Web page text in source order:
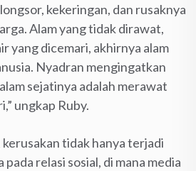
kekeringan, dan rusaknya
Alam yang tidak dirawat,
yang dicemari, akhirnya alam
Nyadran mengingatkan
sejatinya adalah merawat
ungkap Ruby.
tidak hanya terjadi
relasi sosial, di mana media